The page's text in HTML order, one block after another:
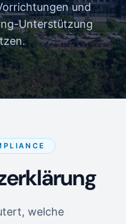
und
Unterstützung
welche